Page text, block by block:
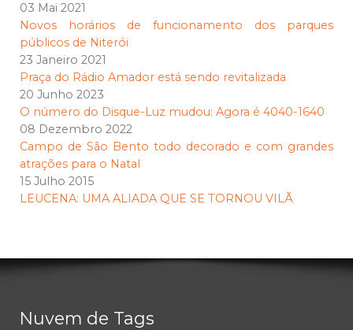
03 Mai 2021
Novos horários de funcionamento dos parques
públicos de Niterói
23 Janeiro 2021
Praça do Rádio Amador está sendo revitalizada
20 Junho 2023
O número do Disque-Luz mudou: Agora é 4040-1640
08 Dezembro 2022
Campo de São Bento todo decorado e com grandes
atrações para o Natal
15 Julho 2015
LEUCENA: UMA ALIADA QUE SE TORNOU VILÃ
Nuvem de Tags